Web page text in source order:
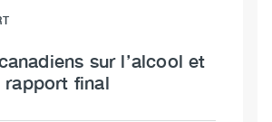
sur l’alcool et
rapport final